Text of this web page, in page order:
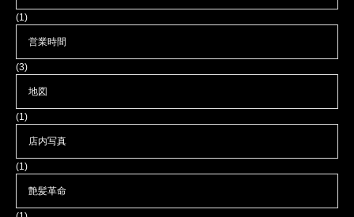
(1)
営業時間
(3)
地図
(1)
店内写真
(1)
艶髪革命